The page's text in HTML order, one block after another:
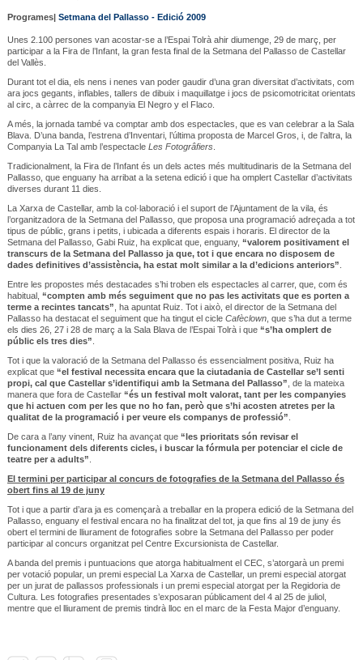
Programes| Setmana del Pallasso - Edició 2009
Unes 2.100 persones van acostar-se a l’Espai Tolrà ahir diumenge, 29 de març, per
participar a la Fira de l’Infant, la gran festa final de la Setmana del Pallasso de Castellar
del Vallès.
Durant tot el dia, els nens i nenes van poder gaudir d’una gran diversitat d’activitats, com
ara jocs gegants, inflables, tallers de dibuix i maquillatge i jocs de psicomotricitat orientats
al circ, a càrrec de la companyia El Negro y el Flaco.
A més, la jornada també va comptar amb dos espectacles, que es van celebrar a la Sala
Blava. D’una banda, l’estrena d’Inventari, l’última proposta de Marcel Gros, i, de l’altra, la
Companyia La Tal amb l’espectacle Les Fotogrâfiers.
Tradicionalment, la Fira de l’Infant és un dels actes més multitudinaris de la Setmana del
Pallasso, que enguany ha arribat a la setena edició i que ha omplert Castellar d’activitats
diverses durant 11 dies.
La Xarxa de Castellar, amb la col·laboració i el suport de l’Ajuntament de la vila, és
l’organitzadora de la Setmana del Pallasso, que proposa una programació adreçada a tot
tipus de públic, grans i petits, i ubicada a diferents espais i horaris. El director de la
Setmana del Pallasso, Gabi Ruiz, ha explicat que, enguany, “valorem positivament el
transcurs de la Setmana del Pallasso ja que, tot i que encara no disposem de
dades definitives d’assistència, ha estat molt similar a la d’edicions anteriors”
Entre les propostes més destacades s’hi troben els espectacles al carrer, que, com és
habitual, “compten amb més seguiment que no pas les activitats que es porten a
terme a recintes tancats” , ha apuntat Ruiz. Tot i això, el director de la Setmana del
Pallasso ha destacat el seguiment que ha tingut el cicle Cafèclown, que s’ha dut a terme
els dies 26, 27 i 28 de març a la Sala Blava de l’Espai Tolrà i que “s’ha omplert de
públic els tres dies”
Tot i que la valoració de la Setmana del Pallasso és essencialment positiva, Ruiz ha
explicat que “el festival necessita encara que la ciutadania de Castellar se’l senti
propi, cal que Castellar s’identifiqui amb la Setmana del Pallasso” , de la mateixa
manera que fora de Castellar “és un festival molt valorat, tant per les companyies
que hi actuen com per les que no ho fan, però que s’hi acosten atretes per la
qualitat de la programació i per veure els companys de professió”
De cara a l’any vinent, Ruiz ha avançat que “les prioritats són revisar el
funcionament dels diferents cicles, i buscar la fórmula per potenciar el cicle de
teatre per a adults”
El termini per participar al concurs de fotografies de la Setmana del Pallasso és
obert fins al 19 de juny
Tot i que a partir d’ara ja es començarà a treballar en la propera edició de la Setmana del
Pallasso, enguany el festival encara no ha finalitzat del tot, ja que fins al 19 de juny és
obert el termini de lliurament de fotografies sobre la Setmana del Pallasso per poder
participar al concurs organitzat pel Centre Excursionista de Castellar.
A banda del premis i puntuacions que atorga habitualment el CEC, s’atorgarà un premi
per votació popular, un premi especial La Xarxa de Castellar, un premi especial atorgat
per un jurat de pallassos professionals i un premi especial atorgat per la Regidoria de
Cultura. Les fotografies presentades s’exposaran públicament del 4 al 25 de juliol,
mentre que el lliurament de premis tindrà lloc en el marc de la Festa Major d’enguany.